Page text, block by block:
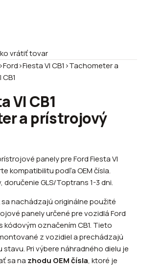
vrátiť tovar
›Ford›Fiesta VI CB1 ›Tachometer a
VI CB1
a prístrojový
panely pre Ford Fiesta VI
kompatibilitu podľa OEM čísla.
doručenie GLS/Toptrans 1-3 dni.
sa nachádzajú originálne použité
panely určené pre vozidlá Ford
kódovým označením CB1. Tieto
z vozidiel a prechádzajú
Pri výbere náhradného dielu je
sa na zhodu OEM čísla, ktoré je